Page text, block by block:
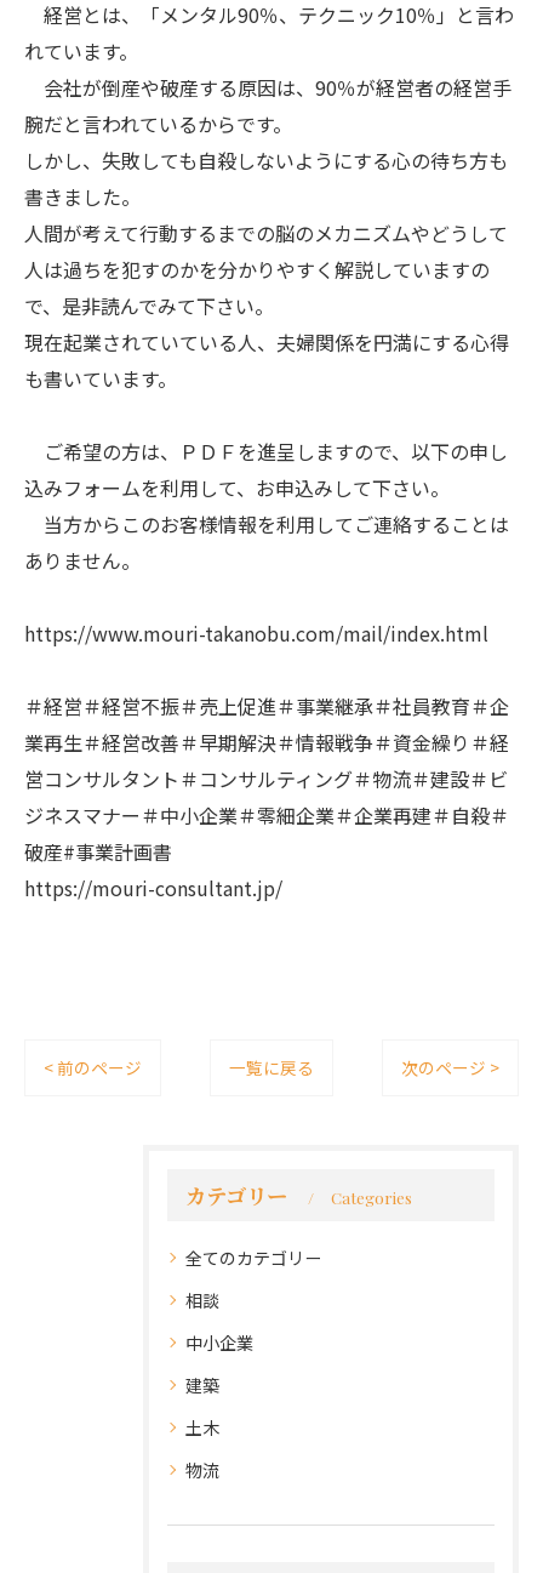
経営とは、「メンタル90％、テクニック10％」と言わ
れています。
会社が倒産や破産する原因は、90％が経営者の経営手
腕だと言われているからです。
しかし、失敗しても自殺しないようにする心の待ち方も
書きました。
人間が考えて行動するまでの脳のメカニズムやどうして
人は過ちを犯すのかを分かりやすく解説していますの
で、是非読んでみて下さい。
現在起業されていている人、夫婦関係を円満にする心得
も書いています。
ご希望の方は、ＰＤＦを進呈しますので、以下の申し
込みフォームを利用して、お申込みして下さい。
当方からこのお客様情報を利用してご連絡することは
ありません。
https://www.mouri-takanobu.com/mail/index.html
＃経営＃経営不振＃売上促進＃事業継承＃社員教育＃企
業再生＃経営改善＃早期解決＃情報戦争＃資金繰り＃経
営コンサルタント＃コンサルティング＃物流＃建設＃ビ
ジネスマナー＃中小企業＃零細企業＃企業再建＃自殺＃
破産#事業計画書
https://mouri-consultant.jp/
< 前のページ 一覧に戻る 次のページ >
カテゴリー Categories
全てのカテゴリー
相談
中小企業
建築
土木
物流